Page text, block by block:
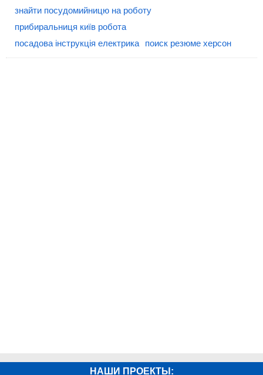
знайти посудомийницю на роботу
прибиральниця київ робота
посадова інструкція електрика
поиск резюме херсон
НАШИ ПРОЕКТЫ: